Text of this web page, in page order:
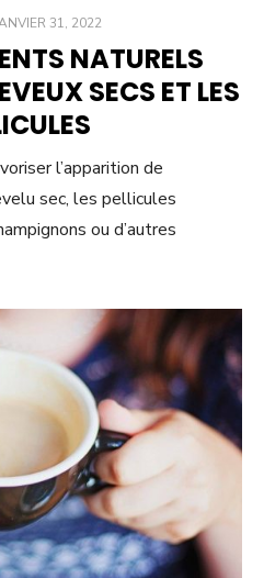
31, 2022
NATURELS
SECS ET LES
l’apparition de
sec, les pellicules
ou d’autres